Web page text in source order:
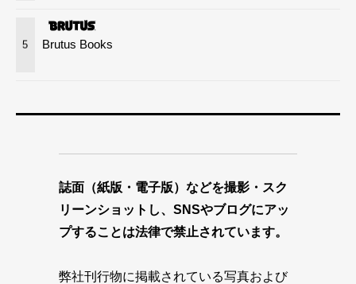
5 Brutus Books
誌面（紙版・電子版）などを撮影・スク
リーンショットし、SNSやブログにアッ
プすることは法律で禁止されています。
弊社刊行物に掲載されている写真および